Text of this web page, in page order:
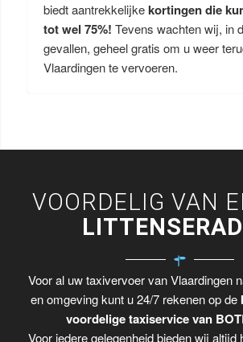
biedt aantrekkelijkekortingen die
tot wel 75%! Tevens wachten wij, in
gevallen, geheel gratis om u weer
Vlaardingen te vervoeren.
VOORDELIG VAN
Voor al uw taxivervoer van Vlaardingen
en omgeving kunt u 24/7 rekenen op de
voordelige taxiservice van
Voor iedere gelegenheid bieden wij altijd